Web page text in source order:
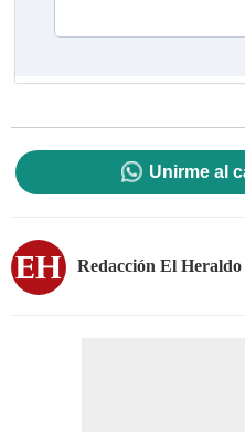
Unirme al
Redacción El Heraldo